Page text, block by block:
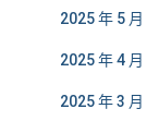
2025 年 5 月
2025 年 4 月
2025 年 3 月